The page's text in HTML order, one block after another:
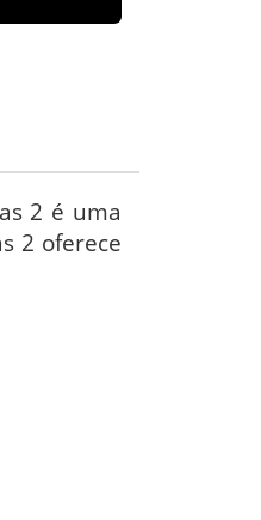
2 é uma
2 oferece